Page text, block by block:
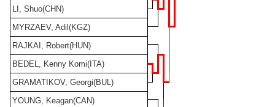
LI, Shuo(CHN)
MYRZAEV, Adil(KGZ)
RAJKAI, Robert(HUN)
BEDEL, Kenny Komi(ITA)
GRAMATIKOV, Georgi(BUL)
YOUNG, Keagan(CAN)